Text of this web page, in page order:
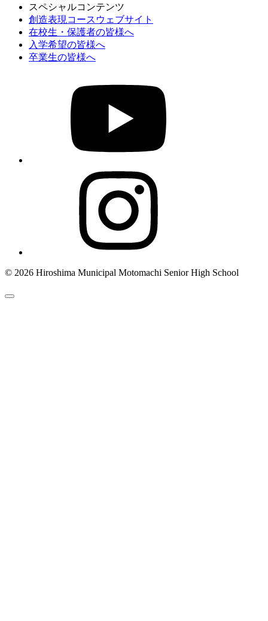
スペシャルコンテンツ
創造表現コースウェブサイト
在校生・保護者の皆様へ
入学希望の皆様へ
卒業生の皆様へ
© 2026 Hiroshima Municipal Motomachi Senior High School